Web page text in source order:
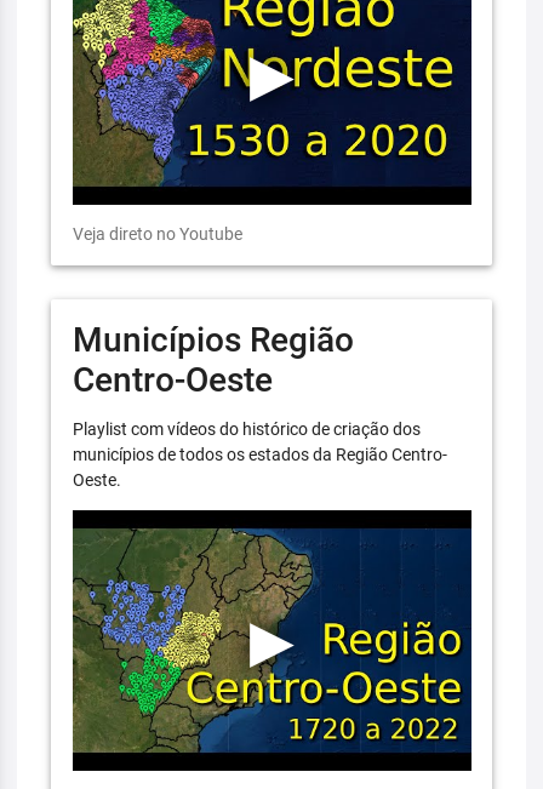
Veja direto no Youtube
Municípios Região
Centro-Oeste
Playlist com vídeos do histórico de criação dos
municípios de todos os estados da Região Centro-
Oeste.